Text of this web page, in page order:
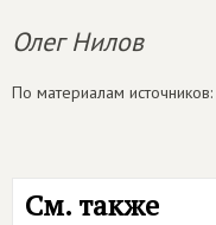
Олег Нилов
По материалам источников:
См. также